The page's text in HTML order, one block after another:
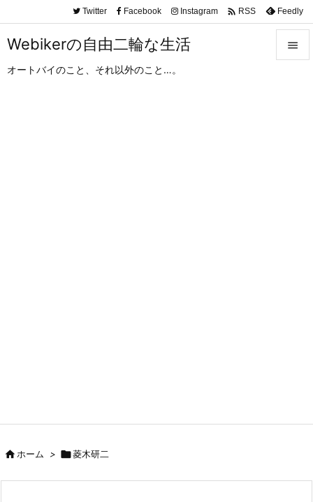
Webikerの自由二輪な生活
オートバイのこと、それ以外のこと…。

Twitter Facebook Instagram  RSS Feedly
ホーム > 菱木研二